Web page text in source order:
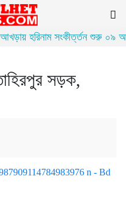
হরিনাম সংকীর্ত্তন শুরু ০৯
সড়ক,